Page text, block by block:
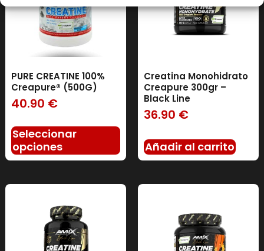
PURE CREATINE 100%
Creapure® (500G)
40.90 €
Seleccionar
opciones
Creatina Monohidrato
Creapure 300gr –
Black Line
36.90 €
Añadir al carrito